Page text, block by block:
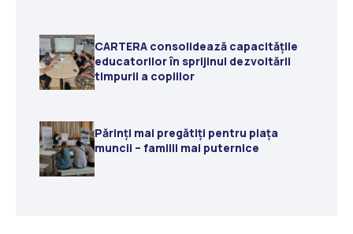
CARTERA consolidează capacitățile
educatorilor în sprijinul dezvoltării
timpurii a copiilor
Părinți mai pregătiți pentru piața
muncii – familii mai puternice